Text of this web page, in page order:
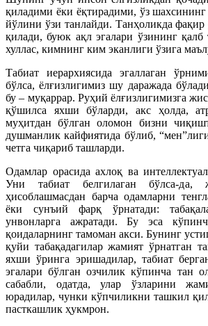
қиладими ёки ёқтирадими, ўз
йўлини ўзи танлайди. Танҳоликда
қилади, буюк ақл эгалари ўзининг қалб
хуллас, кимнинг ким эканлиги ўзига
Табиат иерархиясида эгаллаган
бўлса, ёлғизлигимиз шу даражада
бу – муқаррар. Руҳий ёлғизлигимизга
қўшилса яхши бўларди, акс ҳолда,
муҳитдан бўлган оломон бизни
душманлик кайфиятида бўлиб,
четга чиқариб ташларди.
Одамлар орасида ахлоқ ва
Уни табиат белгилаган бўлса-
ҳисоблашмасдан барча одамларни
ёки сунъий фарқ ўрнатади:
унвонларга ажратади. Бу эса
қоидаларнинг тамоман акси. Бунинг
қуйи табақадагилар жамият ўрнатган
яхши ўринга эришадилар, табиат
эгалари бўлган озчилик кўпинча тан
сабабли, одатда, улар ўзларини
юрадилар, чунки кўпчиликни ташкил
пасткашлик ҳукмрон.